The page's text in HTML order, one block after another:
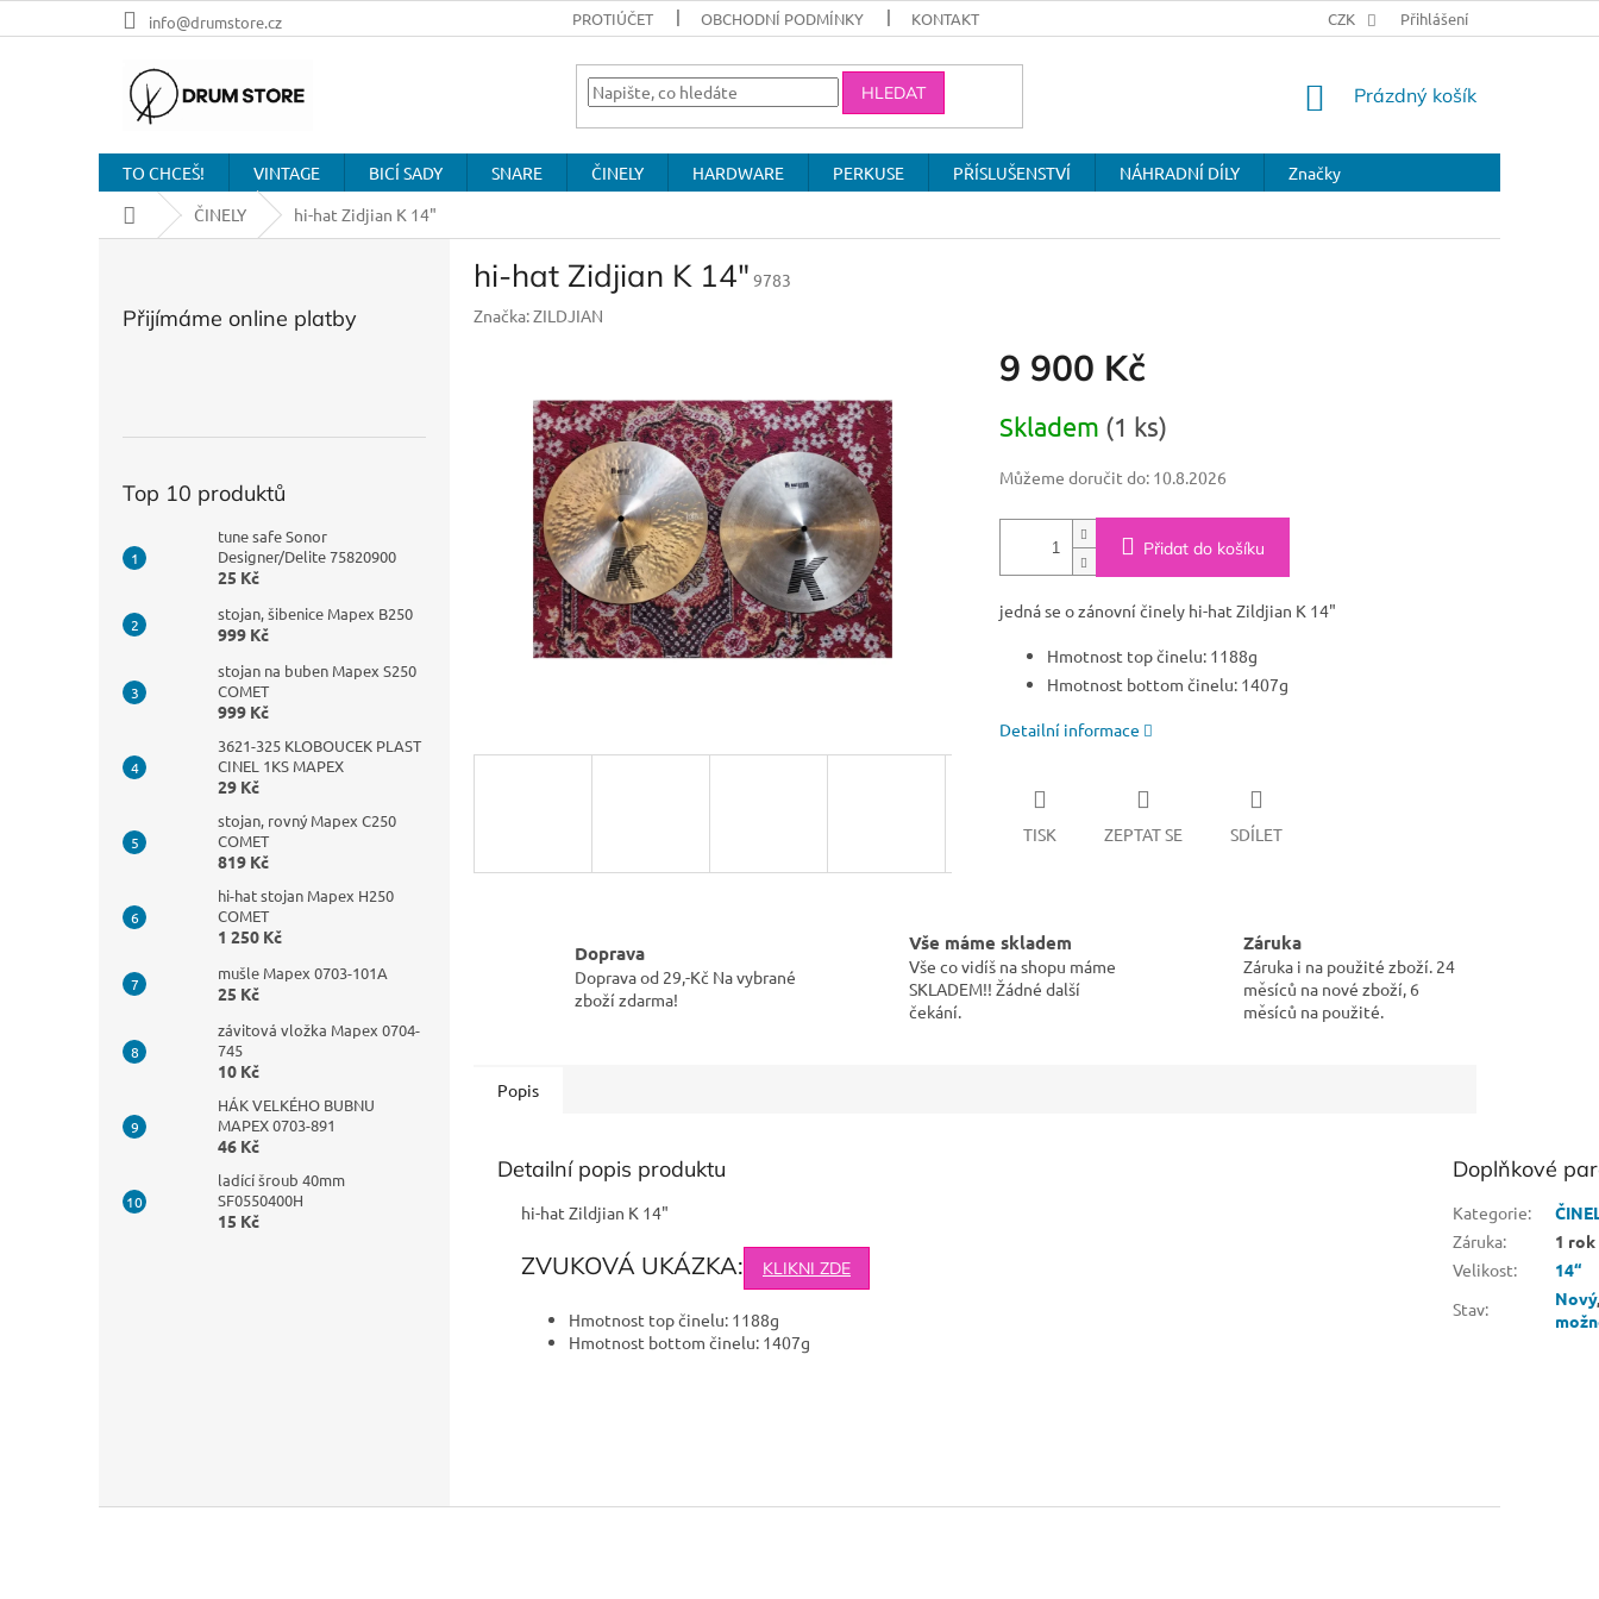
na
info@drumstore.cz PROTIÚČET OBCHODNÍ PODMÍNKY KONTAKT CZK Přihlášení
HLEDAT
NÁKUPNÍ
Prázdný košík
TO CHCEŠ! VINTAGE BICÍ SADY SNARE ČINELY HARDWARE PERKUSE PŘÍSLUŠENSTVÍ NÁHRADNÍ DÍLY
Značky
Domů
ČINELY hi-hat Zidjian K 14"
Přijímáme online platby
Top 10 produktů
tune safe Sonor
Designer/Delite 75820900
25 Kč
stojan, šibenice Mapex B250
999 Kč
stojan na buben Mapex S250
COMET
999 Kč
3621-325 KLOBOUCEK PLAST
CINEL 1KS MAPEX
29 Kč
stojan, rovný Mapex C250
COMET
819 Kč
hi-hat stojan Mapex H250
COMET
1 250 Kč
mušle Mapex 0703-101A
25 Kč
závitová vložka Mapex 0704-
745
10 Kč
HÁK VELKÉHO BUBNU
MAPEX 0703-891
46 Kč
ladící šroub 40mm
SF0550400H
15 Kč
hi-hat Zidjian K 14" 9783
Značka:ZILDJIAN
9 900 Kč
cena:
Skladem (1 ks)
Můžeme doručit do: 10.8.2026
Přidat do košíku
jedná se o zánovní činely hi-hat Zildjian K 14"
Hmotnost top činelu: 1188g
Hmotnost bottom činelu: 1407g
Detailní informace
TISK ZEPTAT SE SDÍLET
Doprava
Doprava od 29,-Kč Na vybrané
zboží zdarma!
Vše máme skladem
Vše co vidíš na shopu máme
SKLADEM!! Žádné další
čekání.
Záruka
Záruka i na použité zboží. 24
měsíců na nové zboží, 6
měsíců na použité.
Popis
Detailní popis produktu
hi-hat Zildjian K 14"
ZVUKOVÁ UKÁZKA: KLIKNI ZDE
Hmotnost top činelu: 1188g
Hmotnost bottom činelu: 1407g
Doplňkové
Kategorie:
Záruka:
1 rok
Velikost:
14“
Stav: Nový